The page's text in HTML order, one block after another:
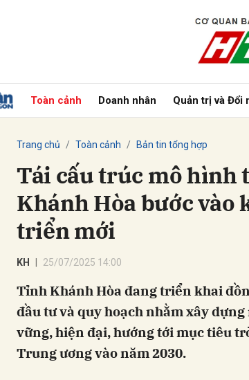
Toàn cảnh Doanh nhân Quản trị và Đổi
Trang chủ Toàn cảnh Bản tin tổng hợp
Tái cấu trúc mô hình
Khánh Hòa bước vào
triển mới
KH 25/07/2025 14:00
Tỉnh Khánh Hòa đang triển khai
đầu tư và quy hoạch nhằm xây
vững, hiện đại, hướng tới mục tiêu
Trung ương vào năm 2030.